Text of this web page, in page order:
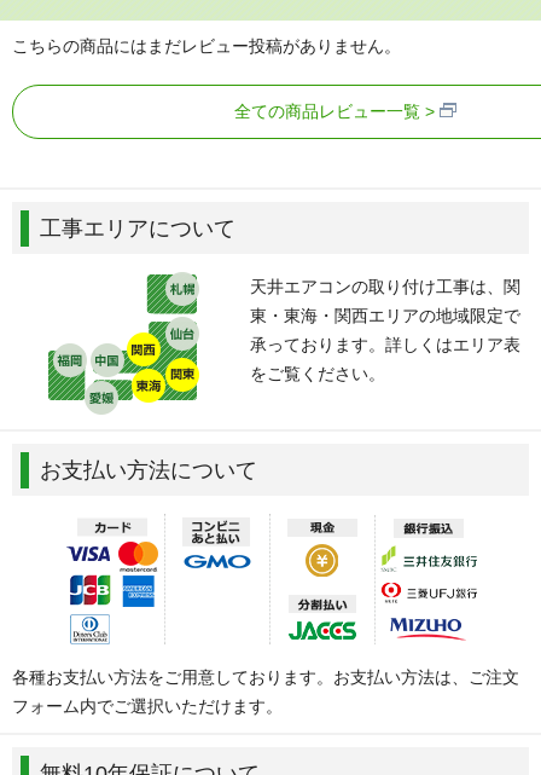
こちらの商品にはまだレビュー投稿がありません。
全ての商品レビュー一覧
工事エリアについて
天井エアコンの取り付け工事は、関
東・東海・関西エリアの地域限定で
承っております。詳しくはエリア表
をご覧ください。
お支払い方法について
各種お支払い方法をご用意しております。お支払い方法は、ご注文
フォーム内でご選択いただけます。